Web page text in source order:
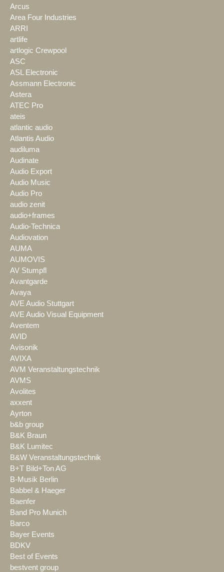
Arcus
Area Four Industries
ARRI
artlife
artlogic Crewpool
ASC
ASL Electronic
Assmann Electronic
Astera
ATEC Pro
ateis
atlantic audio
Atlantis Audio
audiluma
Audinate
Audio Export
Audio Music
Audio Pro
audio zenit
audio+frames
Audio-Technica
Audiovation
AUMA
AUMOVIS
AV Stumpfl
Avantgarde
Avaya
AVE Audio Stuttgart
AVE Audio Visual Equipment
Aventem
AVID
Avisonik
AVIXA
AVM Veranstaltungstechnik
AVMS
Avolites
axxent
Ayrton
b&b group
B&K Braun
B&K Lumitec
B&W Veranstaltungstechnik
B+T Bild+Ton AG
B-Musik Berlin
Babbel & Haeger
Baenfer
Band Pro Munich
Barco
Bayer Events
BDKV
Best of Events
bestvent group